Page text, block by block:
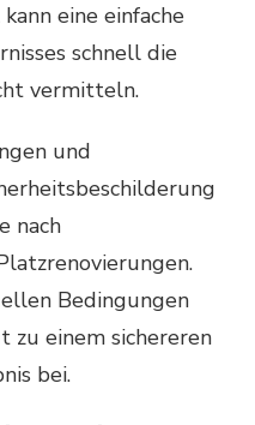
eine einfache
schnell die
vermitteln.
und
nach
Bedingungen
einem sichereren
bei.